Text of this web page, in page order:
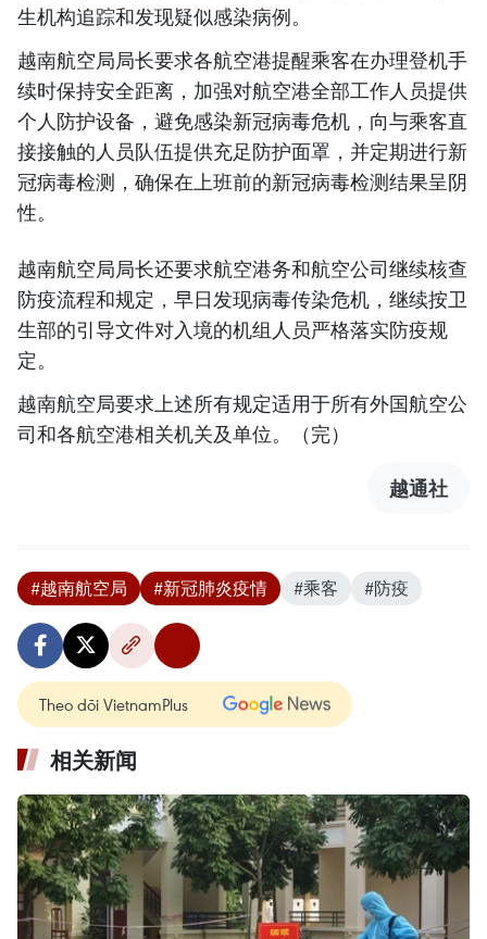
生机构追踪和发现疑似感染病例。
越南航空局局长要求各航空港提醒乘客在办理登机手
续时保持安全距离，加强对航空港全部工作人员提供
个人防护设备，避免感染新冠病毒危机，向与乘客直
接接触的人员队伍提供充足防护面罩，并定期进行新
冠病毒检测，确保在上班前的新冠病毒检测结果呈阴
性。
越南航空局局长还要求航空港务和航空公司继续核查
防疫流程和规定，早日发现病毒传染危机，继续按卫
生部的引导文件对入境的机组人员严格落实防疫规
定。
越南航空局要求上述所有规定适用于所有外国航空公
司和各航空港相关机关及单位。（完）
越通社
#越南航空局 #新冠肺炎疫情 #乘客 #防疫
Theo dõi VietnamPlus
相关新闻